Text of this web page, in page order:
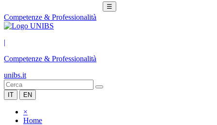
☰
Competenze & Professionalità
|
Competenze & Professionalità
unibs.it
IT EN
×
Home